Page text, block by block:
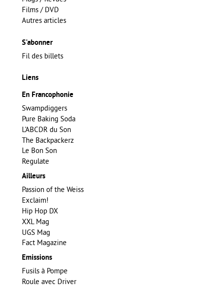
Films / DVD
Autres articles
S'abonner
Fil des billets
Liens
En Francophonie
Swampdiggers
Pure Baking Soda
L'ABCDR du Son
The Backpackerz
Le Bon Son
Regulate
Ailleurs
Passion of the Weiss
Exclaim!
Hip Hop DX
XXL Mag
UGS Mag
Fact Magazine
Emissions
Fusils à Pompe
Roule avec Driver